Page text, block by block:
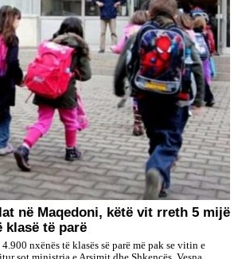
në Maqedoni, këtë vit rreth 5 mijë
klasë të parë
nxënës të klasës së parë më pak se vitin e